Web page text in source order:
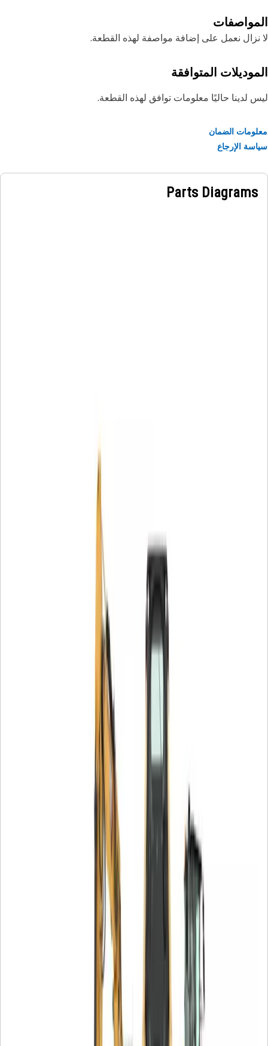
نعمل على إضافة مواصفة لهذه القطعة.
المتوافقة
لدينا حاليًا معلومات توافق لهذه القطعة.
الضمان
الإرجاع
Parts Diagrams